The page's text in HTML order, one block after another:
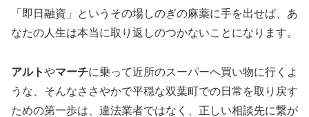
「即日融資」というその場しのぎの麻薬に手を出せば、あ
なたの人生は本当に取り返しのつかないことになります。
アルトやマーチに乗って近所のスーパーへ買い物に行くよ
うな、そんなささやかで平穏な双葉町での日常を取り戻す
ための第一歩は、違法業者ではなく、正しい相談先に繋が